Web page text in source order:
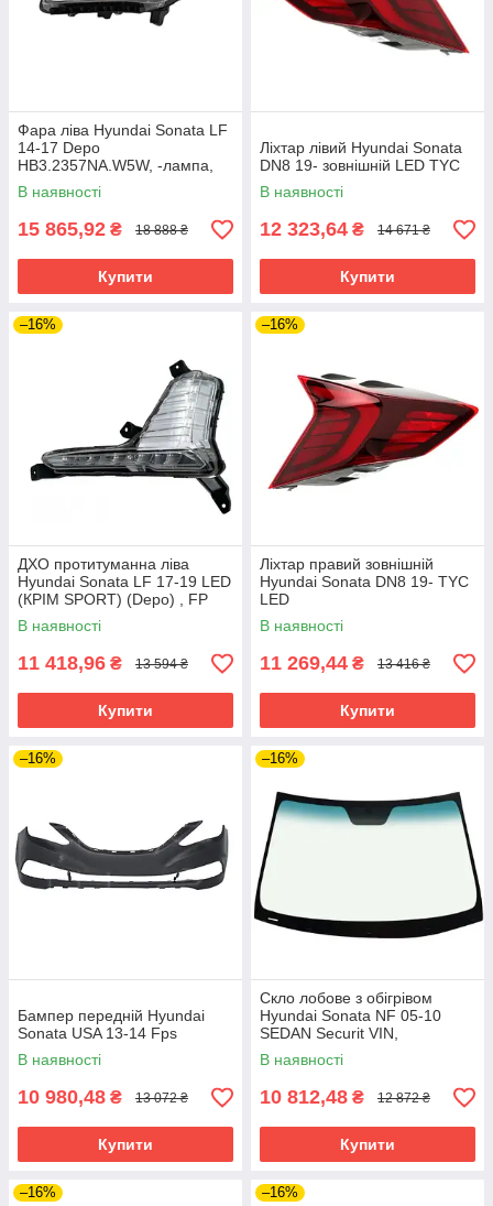
Фара ліва Hyundai Sonata LF
14-17 Depo
HB3.2357NA.W5W, -лампа,
жовт.вставка галоген
SPORT/LIMITED
В наявності
15 865,92 ₴ 18 888 ₴
Купити
Ліхтар лівий Hyundai Sonata
DN8 19- зовнішній LED TYC
В наявності
12 323,64 ₴ 14 671 ₴
Купити
–16%
ДХО протитуманна ліва
Hyundai Sonata LF 17-19 LED
(КРІМ SPORT) (Depo) , FP
3259 H3-E
В наявності
11 418,96 ₴ 13 594 ₴
Купити
–16%
Ліхтар правий зовнішній
Hyundai Sonata DN8 19- TYC
LED
В наявності
11 269,44 ₴ 13 416 ₴
Купити
–16%
Бампер передній Hyundai
Sonata USA 13-14 Fps
В наявності
10 980,48 ₴ 13 072 ₴
Купити
–16%
Скло лобове з обігрівом
Hyundai Sonata NF 05-10
SEDAN Securit VIN,
кріп.дзерк.
В наявності
10 812,48 ₴ 12 872 ₴
Купити
–16% –16%